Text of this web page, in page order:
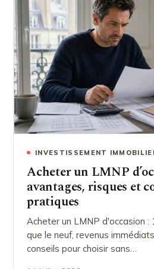
INVESTISSEMENT
Acheter un LMNP
avantages, risques et
pratiques
Acheter un LMNP d'occasion :
que le neuf, revenus
conseils pour choisir sans…